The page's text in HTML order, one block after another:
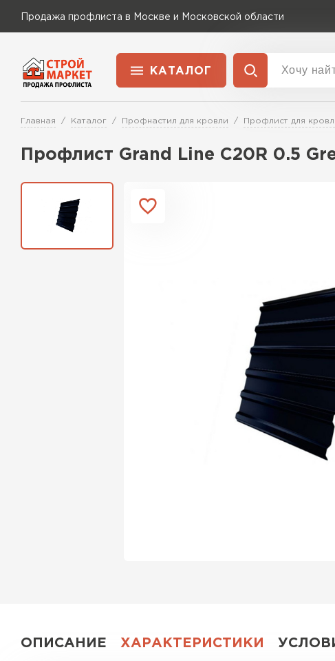
Продажа профлиста в Москве и Московской области
КАТАЛОГ
Применение
Для забора
Главная Каталог Профнастил для кровли Профлист для
Профлист Grand Line C20R 0.5
ОПИСАНИЕ ХАРАКТЕРИСТИКИ